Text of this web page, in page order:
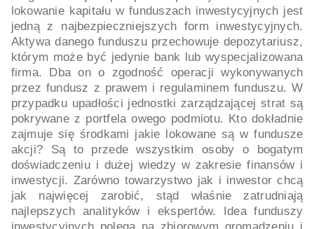
lokowanie kapitału w funduszach inwestycyjnych jest
jedną z najbezpieczniejszych form inwestycyjnych.
Aktywa danego funduszu przechowuje depozytariusz,
którym może być jedynie bank lub wyspecjalizowana
firma. Dba on o zgodność operacji wykonywanych
przez fundusz z prawem i regulaminem funduszu. W
przypadku upadłości jednostki zarządzającej strat są
pokrywane z portfela owego podmiotu. Kto dokładnie
zajmuje się środkami jakie lokowane są w fundusze
akcji? Są to przede wszystkim osoby o bogatym
doświadczeniu i dużej wiedzy w zakresie finansów i
inwestycji. Zarówno towarzystwo jak i inwestor chcą
jak najwięcej zarobić, stąd właśnie zatrudniają
najlepszych analityków i ekspertów. Idea funduszy